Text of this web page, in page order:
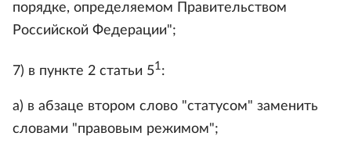
порядке, определяемом Правительством
Российской Федерации";
7) в пункте 2 статьи 51:
а) в абзаце втором слово "статусом" заменить
словами "правовым режимом";